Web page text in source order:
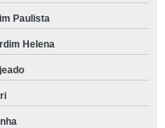
Paulista
Helena